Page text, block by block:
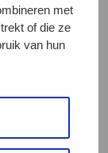
met
of die ze
van hun
zijn koeien
voor
De